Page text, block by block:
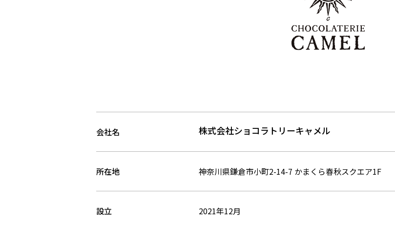
会社名 株式会社ショコラトリーキャメル
所在地 神奈川県鎌倉市小町2-14-7 かまくら春秋スクエア1F
設立 2021年12月